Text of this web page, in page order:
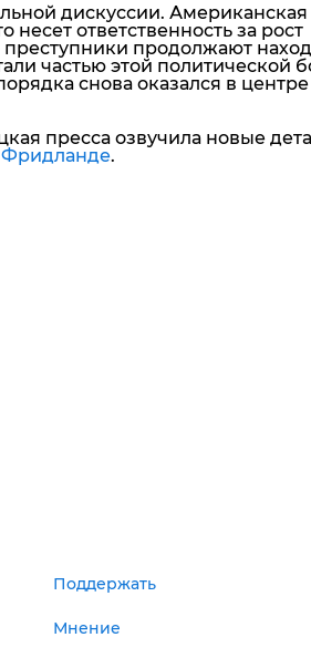
дискуссии. Американская
несет ответственность за рост
продолжают
частью этой политической
снова оказался в
пресса озвучила новые
Фридланде.
Поддержать
Мнение